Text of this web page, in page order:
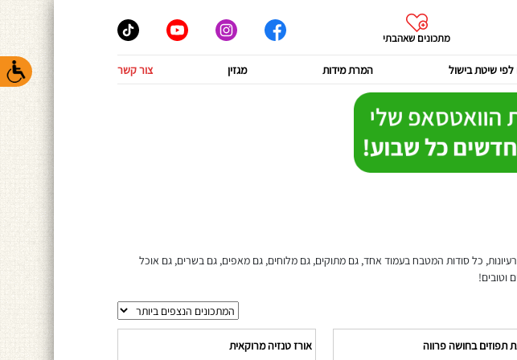
מתכונים שאהבתי
לפי שיטת בישול המרת מידות מגזין צור קשר
כל סודות המטבח בעמוד אחד, גם מתוקים, גם מלוחים, גם מאפים, גם בשרים, גם אוכל
וטובים!
תפוזים בחושה פרווה אורז טנזיה מרוקאית